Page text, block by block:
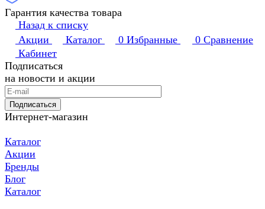
Гарантия качества товара
Назад к списку
Акции
Каталог 0 Избранные 0 Сравнение
Кабинет
Подписаться
на новости и акции
Подписаться
Интернет-магазин
Каталог
Акции
Бренды
Блог
Каталог